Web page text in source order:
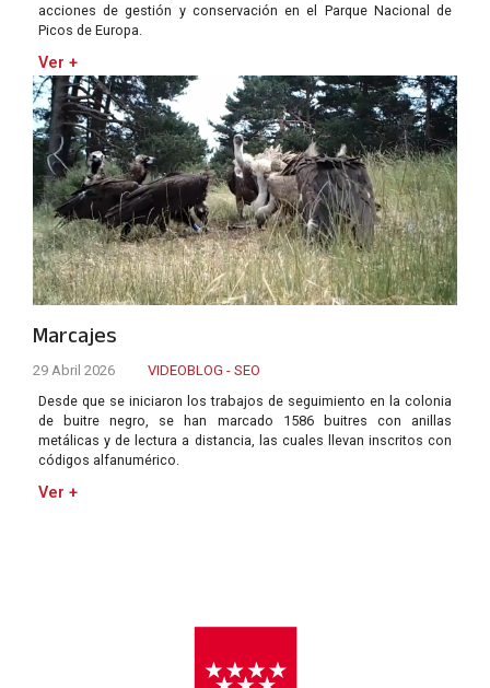
acciones de gestión y conservación en el Parque Nacional de
Picos de Europa.
Ver +
Marcajes
29 Abril 2026
VIDEOBLOG - SEO
Desde que se iniciaron los trabajos de seguimiento en la colonia
de buitre negro, se han marcado 1586 buitres con anillas
metálicas y de lectura a distancia, las cuales llevan inscritos con
códigos alfanumérico.
Ver +